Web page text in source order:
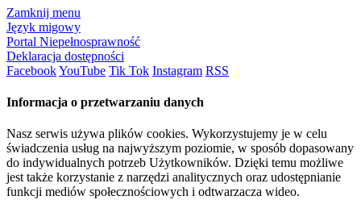
Zamknij menu
Język migowy
Portal Niepełnosprawność
Deklaracja dostępności
FacebookYouTube Tik Tok Instagram RSS
Informacja o przetwarzaniu danych
Nasz serwis używa plików cookies. Wykorzystujemy je w celu
świadczenia usług na najwyższym poziomie, w sposób dopasowany
do indywidualnych potrzeb Użytkowników. Dzięki temu możliwe
jest także korzystanie z narzędzi analitycznych oraz udostępnianie
funkcji mediów społecznościowych i odtwarzacza wideo.